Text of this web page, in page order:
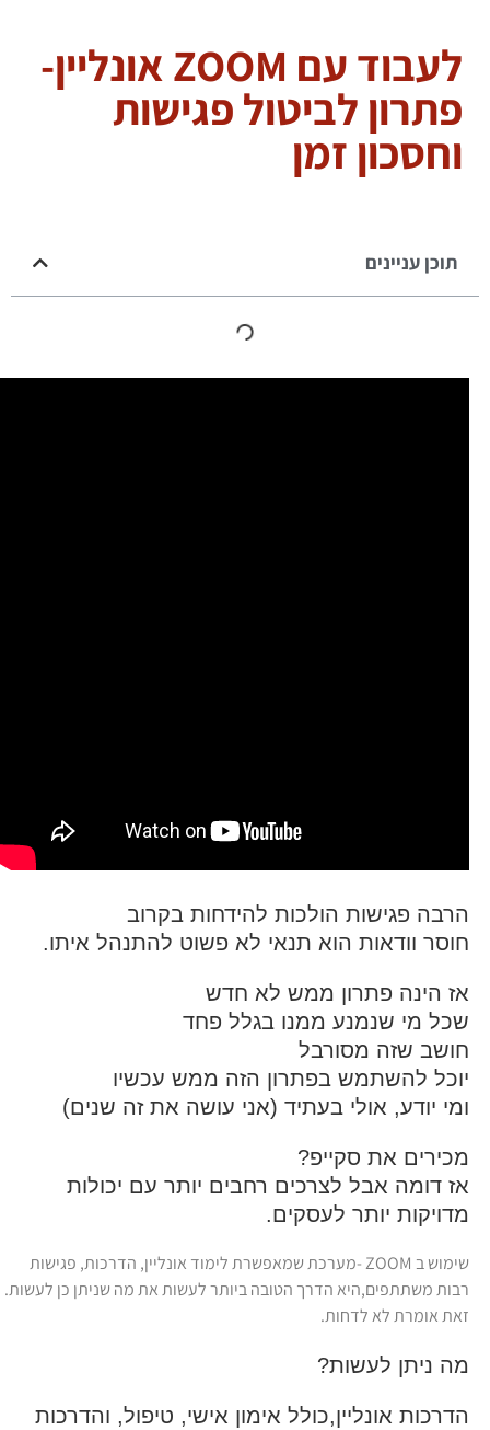
לעבוד עם ZOOM אונליין-
פתרון לביטול פגישות
וחסכון זמן
תוכן עניינים
הרבה פגישות הולכות להידחות בקרוב
חוסר וודאות הוא תנאי לא פשוט להתנהל איתו.
אז הינה פתרון ממש לא חדש
שכל מי שנמנע ממנו בגלל פחד
חושב שזה מסורבל
יוכל להשתמש בפתרון הזה ממש עכשיו
ומי יודע, אולי בעתיד (אני עושה את זה שנים)
מכירים את סקייפ?
אז דומה אבל לצרכים רחבים יותר עם יכולות
מדויקות יותר לעסקים.
שימוש ב ZOOM -מערכת שמאפשרת לימוד אונליין, הדרכות, פגישות
רבות משתתפים,היא הדרך הטובה ביותר לעשות את מה שניתן כן לעשות.
זאת אומרת לא לדחות.
מה ניתן לעשות?
הדרכות אונליין,כולל אימון אישי, טיפול, והדרכות